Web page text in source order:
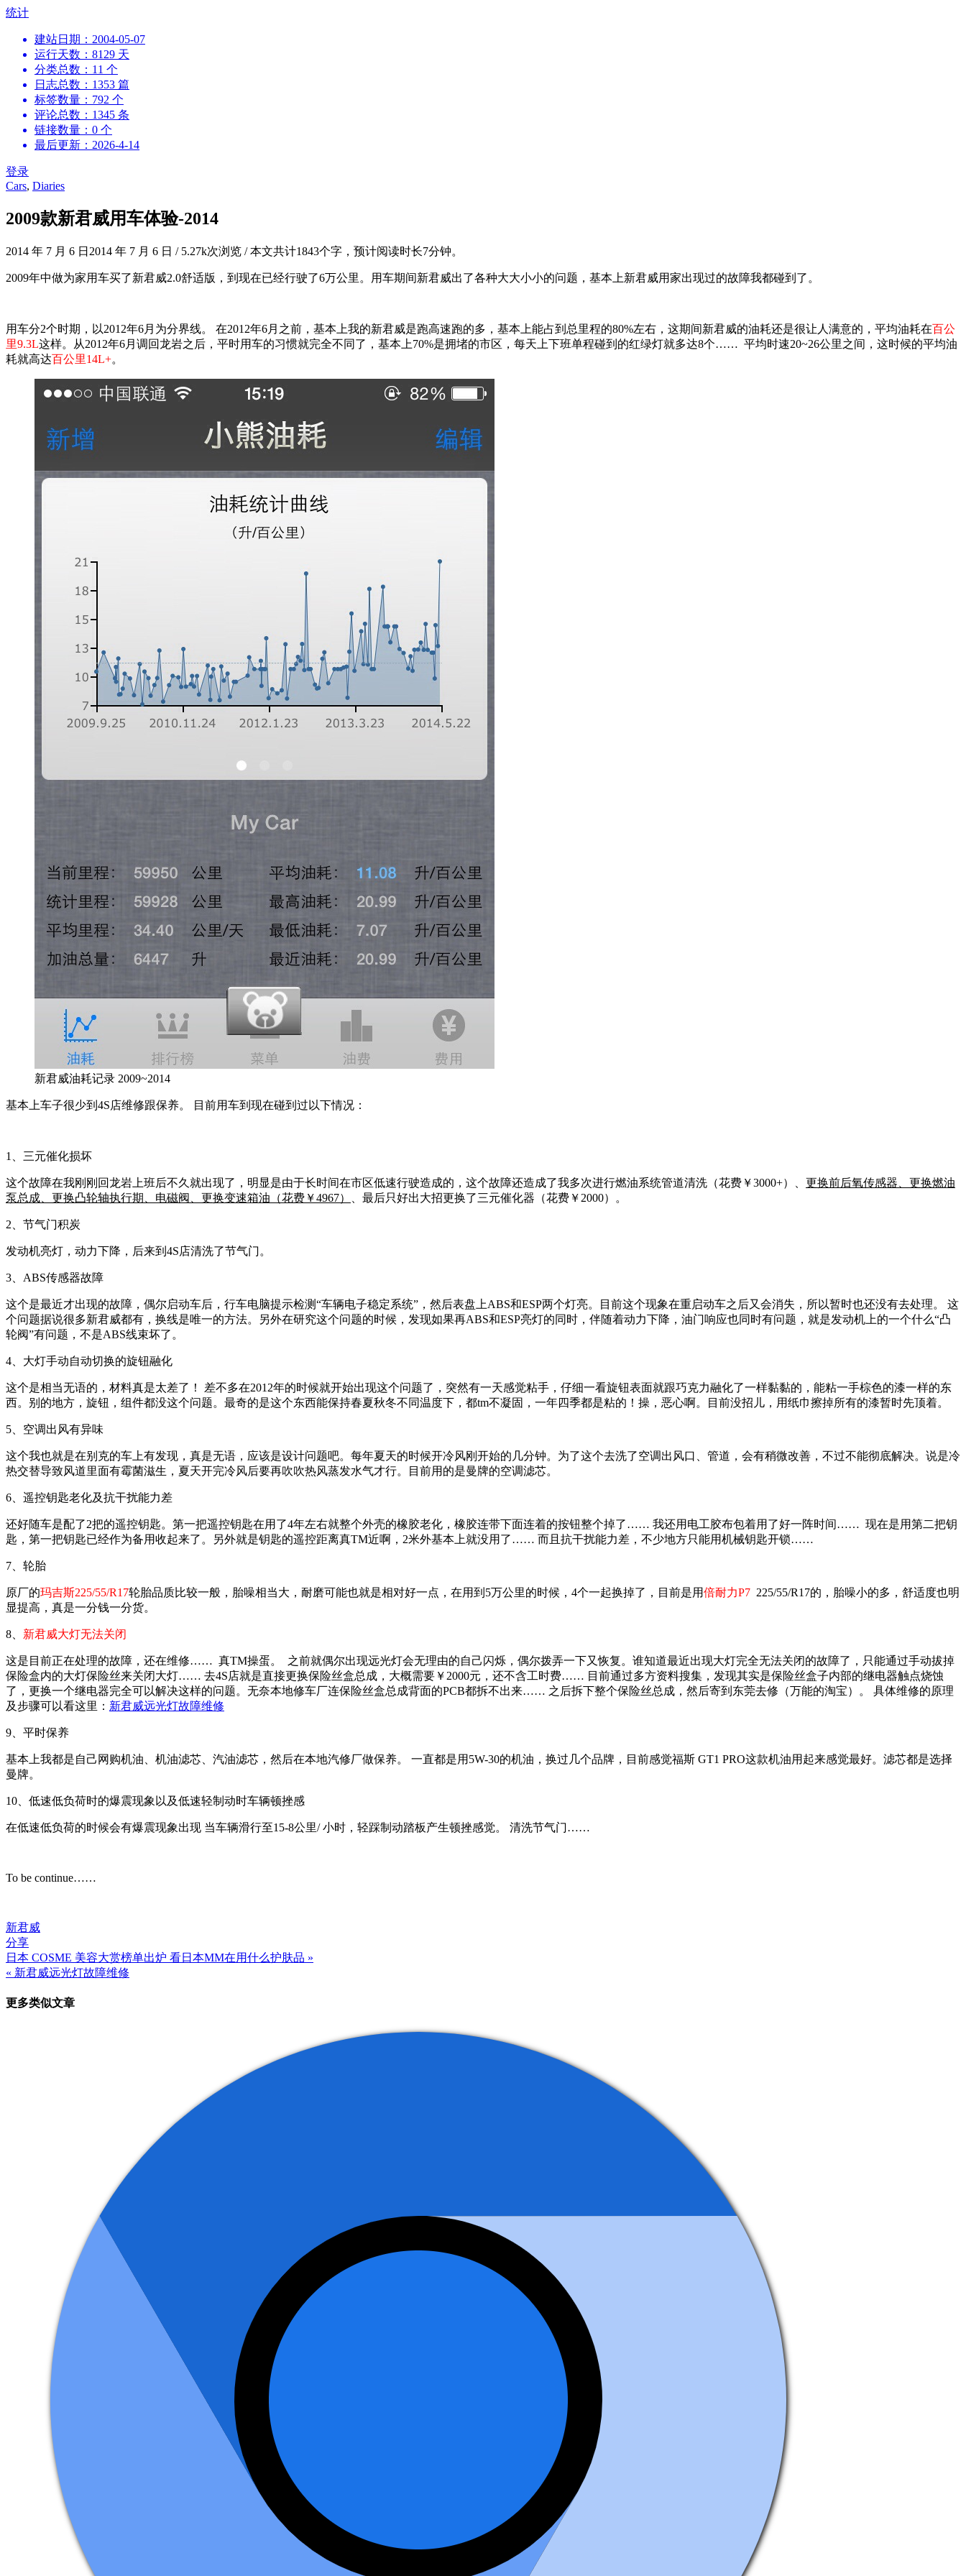
跳
统计
建站日期：2004-05-07
运行天数：8129 天
分类总数：11 个
日志总数：1353 篇
标签数量：792 个
评论总数：1345 条
链接数量：0 个
最后更新：2026-4-14
登录
Cars, Diaries
2009款新君威用车体验-2014
2014 年 7 月 6 日 2014 年 7 月 6 日 /5.27k次浏览 /本文共计1843个字，预计阅读时长7分钟。
2009年中做为家用车买了新君威2.0舒适版，到现在已经行驶了6万公里。用车期间新君威出了各种大大小小的问题，基本上新君威用家出现过的故障我都碰到了。
用车分2个时期，以2012年6月为分界线。 在2012年6月之前，基本上我的新君威是跑高速跑的多，基本上能占到总里程的80%左右，这期间新君威的油耗还是很让人满意的，平均油耗在百公
里9.3L这样。从2012年6月调回龙岩之后，平时用车的习惯就完全不同了，基本上70%是拥堵的市区，每天上下班单程碰到的红绿灯就多达8个…… 平均时速20~26公里之间，这时候的平均油
耗就高达百公里14L+。
新君威油耗记录 2009~2014
基本上车子很少到4S店维修跟保养。 目前用车到现在碰到过以下情况：
1、三元催化损坏
这个故障在我刚刚回龙岩上班后不久就出现了，明显是由于长时间在市区低速行驶造成的，这个故障还造成了我多次进行燃油系统管道清洗（花费￥3000+）、 更换前后氧传感器、更换燃油
泵总成、更换凸轮轴执行期、电磁阀、更换变速箱油（花费￥4967）
、最后只好出大招更换了三元催化器（花费￥2000）。
2、节气门积炭
发动机亮灯，动力下降，后来到4S店清洗了节气门。
3、ABS传感器故障
这个是最近才出现的故障，偶尔启动车后，行车电脑提示检测“车辆电子稳定系统”，然后表盘上ABS和ESP两个灯亮。目前这个现象在重启动车之后又会消失，所以暂时也还没有去处理。 这
个问题据说很多新君威都有，换线是唯一的方法。另外在研究这个问题的时候，发现如果再ABS和ESP亮灯的同时，伴随着动力下降，油门响应也同时有问题，就是发动机上的一个什么“凸
轮阀”有问题，不是ABS线束坏了。
4、大灯手动自动切换的旋钮融化
这个是相当无语的，材料真是太差了！ 差不多在2012年的时候就开始出现这个问题了，突然有一天感觉粘手，仔细一看旋钮表面就跟巧克力融化了一样黏黏的，能粘一手棕色的漆一样的东
西。别的地方，旋钮，组件都没这个问题。最奇的是这个东西能保持春夏秋冬不同温度下，都tm不凝固，一年四季都是粘的！操，恶心啊。目前没招儿，用纸巾擦掉所有的漆暂时先顶着。
5、空调出风有异味
这个我也就是在别克的车上有发现，真是无语，应该是设计问题吧。每年夏天的时候开冷风刚开始的几分钟。为了这个去洗了空调出风口、管道，会有稍微改善，不过不能彻底解决。说是冷
热交替导致风道里面有霉菌滋生，夏天开完冷风后要再吹吹热风蒸发水气才行。目前用的是曼牌的空调滤芯。
6、遥控钥匙老化及抗干扰能力差
还好随车是配了2把的遥控钥匙。第一把遥控钥匙在用了4年左右就整个外壳的橡胶老化，橡胶连带下面连着的按钮整个掉了…… 我还用电工胶布包着用了好一阵时间…… 现在是用第二把钥
匙，第一把钥匙已经作为备用收起来了。另外就是钥匙的遥控距离真TM近啊，2米外基本上就没用了…… 而且抗干扰能力差，不少地方只能用机械钥匙开锁……
7、轮胎
原厂的玛吉斯225/55/R17轮胎品质比较一般，胎噪相当大，耐磨可能也就是相对好一点，在用到5万公里的时候，4个一起换掉了，目前是用倍耐力P7 225/55/R17的，胎噪小的多，舒适度也明
显提高，真是一分钱一分货。
8、 新君威大灯无法关闭
这是目前正在处理的故障，还在维修…… 真TM操蛋。 之前就偶尔出现远光灯会无理由的自己闪烁，偶尔拨弄一下又恢复。谁知道最近出现大灯完全无法关闭的故障了，只能通过手动拔掉
保险盒内的大灯保险丝来关闭大灯…… 去4S店就是直接更换保险丝盒总成，大概需要￥2000元，还不含工时费…… 目前通过多方资料搜集，发现其实是保险丝盒子内部的继电器触点烧蚀
了，更换一个继电器完全可以解决这样的问题。无奈本地修车厂连保险丝盒总成背面的PCB都拆不出来…… 之后拆下整个保险丝总成，然后寄到东莞去修（万能的淘宝）。 具体维修的原理
及步骤可以看这里： 新君威远光灯故障维修
9、平时保养
基本上我都是自己网购机油、机油滤芯、汽油滤芯，然后在本地汽修厂做保养。 一直都是用5W-30的机油，换过几个品牌，目前感觉福斯 GT1 PRO这款机油用起来感觉最好。滤芯都是选择
曼牌。
10、低速低负荷时的爆震现象以及低速轻制动时车辆顿挫感
在低速低负荷的时候会有爆震现象出现 当车辆滑行至15-8公里/ 小时，轻踩制动踏板产生顿挫感觉。 清洗节气门……
To be continue……
新君威
分享
文
章
导
日本 COSME 美容大赏榜单出炉 看日本MM在用什么护肤品 »
« 新君威远光灯故障维修
更多类似文章